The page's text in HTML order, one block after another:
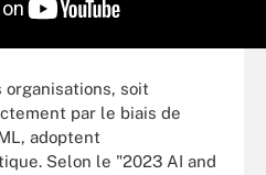
soit
par le biais de
adoptent
Selon le "2023 AI and